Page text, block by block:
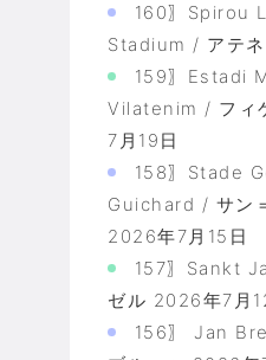
160〗Spirou
Stadium / アテネ
159〗Estadi
Vilatenim / フィ
7月19日
158〗Stade
Guichard / サン
2026年7月15日
157〗Sankt
ゼル 2026年7月
156〗 Jan